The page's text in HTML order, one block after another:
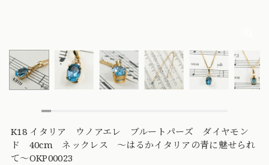
K18 イタリア ウノアエレ ブルートパーズ ダイヤモン
ド 40cm ネックレス 〜はるかイタリアの青に魅せられ
て〜OKP00023